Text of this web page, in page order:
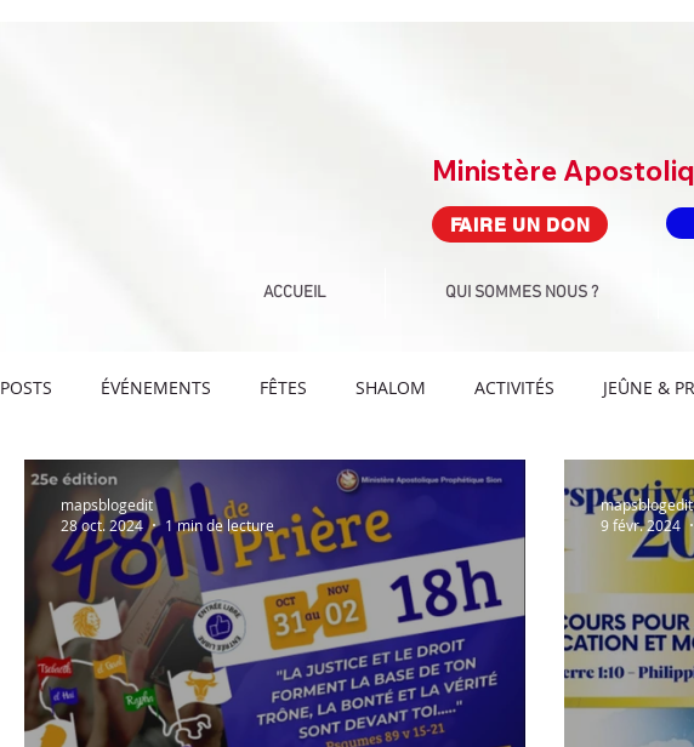
FAIRE UN DON
Ministère
ACCUEIL QUI SOMMES NOUS ?
POSTS ÉVÉNEMENTS FÊTES SHALOM ACTIVITÉS JEÛNE &
DEFIS PAROLE DEFIS ARTS-CULTURE DÉFIS DÉFIS LANGUES
ETUDES BIBLIQUES RÉPONSES DÉFIS PAROLE
PAINS SANS LEVAINS
mapsblogedit
28 oct. 2024
1 min de lecture
mapsblogedit
9 févr. 2024